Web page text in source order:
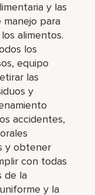
y las
para
alimentos.
los
equipo
las
y
accidentes,
y obtener
con todas
de la
y la